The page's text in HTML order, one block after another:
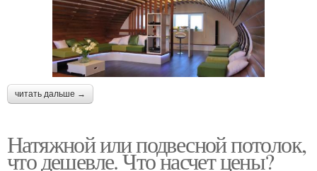
читать дальше →
Натяжной или подвесной потолок,
что дешевле. Что насчет цены?